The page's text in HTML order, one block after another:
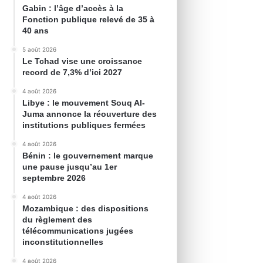
Gabin : l’âge d’accès à la
Fonction publique relevé de 35 à
40 ans
5 août 2026
Le Tchad vise une croissance
record de 7,3% d’ici 2027
4 août 2026
Libye : le mouvement Souq Al-
Juma annonce la réouverture des
institutions publiques fermées
4 août 2026
Bénin : le gouvernement marque
une pause jusqu’au 1er
septembre 2026
4 août 2026
Mozambique : des dispositions
du règlement des
télécommunications jugées
inconstitutionnelles
4 août 2026